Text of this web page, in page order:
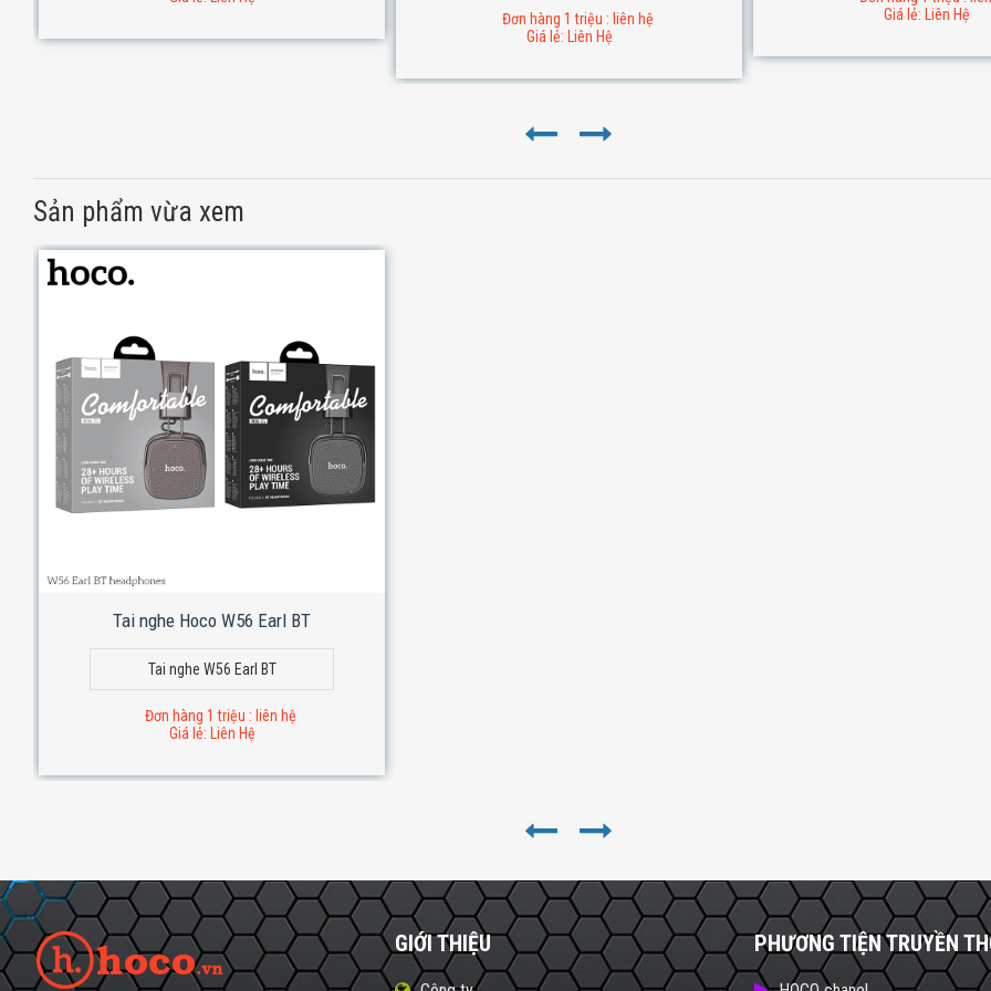
Đơn hàng 1 triệu : liên hệ
Giá lẻ: Liên Hệ
Giá lẻ: Liên Hệ
Sản phẩm vừa xem
Tai nghe Hoco W56 Earl BT
Tai nghe W56 Earl BT
Đơn hàng 1 triệu : liên hệ
Giá lẻ: Liên Hệ
GIỚI THIỆU PHƯƠNG TIỆN TRUYỀN